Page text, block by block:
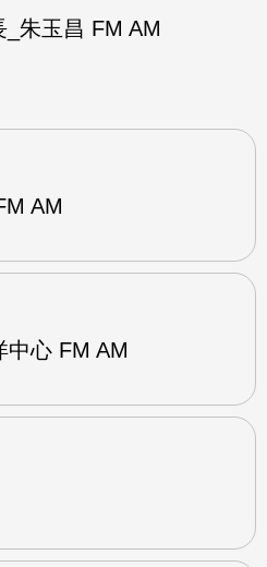
朱玉昌 FM AM
AM
中心 FM AM